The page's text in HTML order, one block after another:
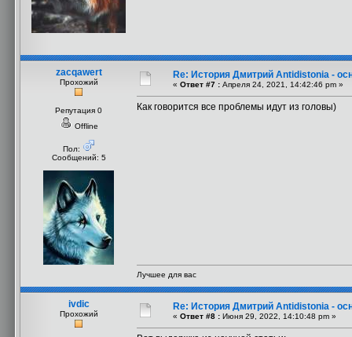
zacqawert
Прохожий
Репутация 0
Offline
Пол:
Сообщений: 5
Re: История Дмитрий Antidistonia -
« Ответ #7 : Апреля 24, 2021, 14:42:46 pm »
Как говорится все проблемы идут из головы)
Лучшее для вас
ivdic
Прохожий
Re: История Дмитрий Antidistonia -
« Ответ #8 : Июня 29, 2022, 14:10:48 pm »